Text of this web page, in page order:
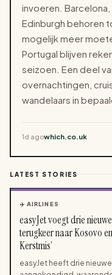
invoeren. Barcelona,
Edinburgh behoren
mogelijk meer
Portugal blijven
seizoen. Een deel
overnachtingen,
wandelaars in
1d agowhich.co.uk
LATEST STORIES
✈️ AIRLINES
easyJet voegt drie
terugkeer naar Kosovo
Kerstmis’
easyJet heeft drie